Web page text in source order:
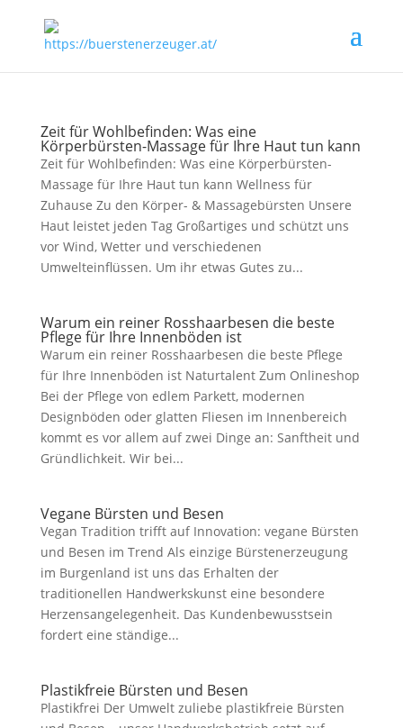
Zeit für Wohlbefinden: Was eine
Körperbürsten-Massage für Ihre Haut tun kann
Zeit für Wohlbefinden: Was eine Körperbürsten-
Massage für Ihre Haut tun kann Wellness für
Zuhause Zu den Körper- & Massagebürsten Unsere
Haut leistet jeden Tag Großartiges und schützt uns
vor Wind, Wetter und verschiedenen
Umwelteinflüssen. Um ihr etwas Gutes zu...
Warum ein reiner Rosshaarbesen die beste
Pflege für Ihre Innenböden ist
Warum ein reiner Rosshaarbesen die beste Pflege
für Ihre Innenböden ist Naturtalent Zum Onlineshop
Bei der Pflege von edlem Parkett, modernen
Designböden oder glatten Fliesen im Innenbereich
kommt es vor allem auf zwei Dinge an: Sanftheit und
Gründlichkeit. Wir bei...
Vegane Bürsten und Besen
Vegan Tradition trifft auf Innovation: vegane Bürsten
und Besen im Trend Als einzige Bürstenerzeugung
im Burgenland ist uns das Erhalten der
traditionellen Handwerkskunst eine besondere
Herzensangelegenheit. Das Kundenbewusstsein
fordert eine ständige...
Plastikfreie Bürsten und Besen
Plastikfrei Der Umwelt zuliebe plastikfreie Bürsten